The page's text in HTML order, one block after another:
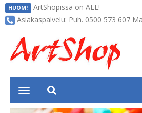
HUOM! ArtShopissa on ALE!
Asiakaspalvelu: Puh. 0500 573 607